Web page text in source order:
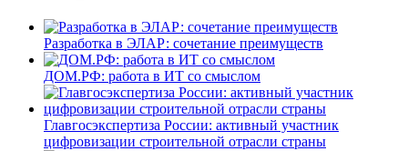
Разработка в ЭЛАР: сочетание преимуществ
ДОМ.РФ: работа в ИТ со смыслом
Главгосэкспертиза России: активный участник
цифровизации строительной отрасли страны